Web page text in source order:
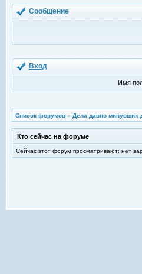
Сообщение
Вход
Имя
Список форумов » Дела давно минувших
Кто сейчас на форуме
Сейчас этот форум просматривают: нет